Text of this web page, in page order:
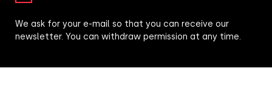
We ask for your e-mail so that you can receive our
newsletter. You can withdraw permission at any time.